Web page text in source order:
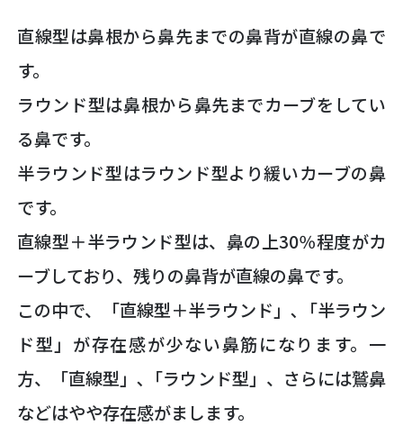
直線型は鼻根から鼻先までの鼻背が直線の鼻で
す。
ラウンド型は鼻根から鼻先までカーブをしてい
る鼻です。
半ラウンド型はラウンド型より緩いカーブの鼻
です。
直線型＋半ラウンド型は、鼻の上30％程度がカ
ーブしており、残りの鼻背が直線の鼻です。
この中で、「直線型＋半ラウンド」､「半ラウン
ド型」が存在感が少ない鼻筋になります。一
方、「直線型」､「ラウンド型」、さらには鷲鼻
などはやや存在感がまします。